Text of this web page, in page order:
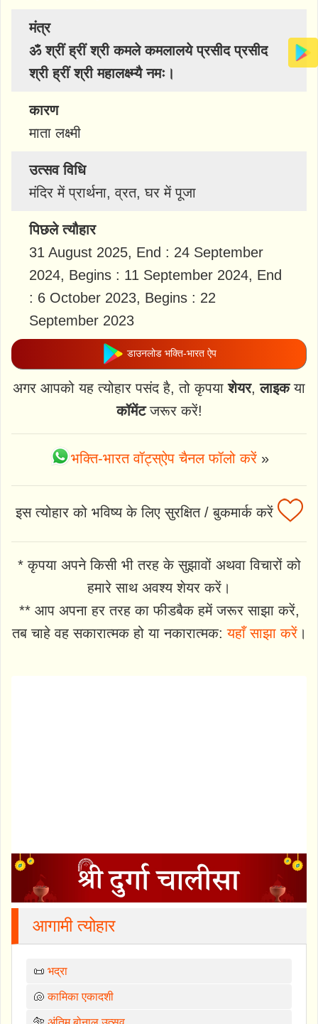
मंत्र
ॐ श्रीं ह्रीं श्री कमले कमलालये प्रसीद प्रसीद
श्री ह्रीं श्री महालक्ष्म्यै नमः।
कारण
माता लक्ष्मी
उत्सव विधि
मंदिर में प्रार्थना, व्रत, घर में पूजा
पिछले त्यौहार
31 August 2025, End : 24 September
2024, Begins : 11 September 2024, End
: 6 October 2023, Begins : 22
September 2023
डाउनलोड भक्ति-भारत ऐप
अगर आपको यह त्योहार पसंद है, तो कृपयाशेयर,लाइकया
कॉमेंटजरूर करें!
भक्ति-भारत वॉट्स्ऐप चैनल फॉलो करें»
इस त्योहार को भविष्य के लिए सुरक्षित / बुकमार्क करें
* कृपया अपने किसी भी तरह के सुझावों अथवा विचारों को
हमारे साथ अवश्य शेयर करें।
** आप अपना हर तरह का फीडबैक हमें जरूर साझा करें,
तब चाहे वह सकारात्मक हो या नकारात्मक:यहाँ साझा करें।
आगामी त्योहार
📜 भद्रा
🐚कामिका एकादशी